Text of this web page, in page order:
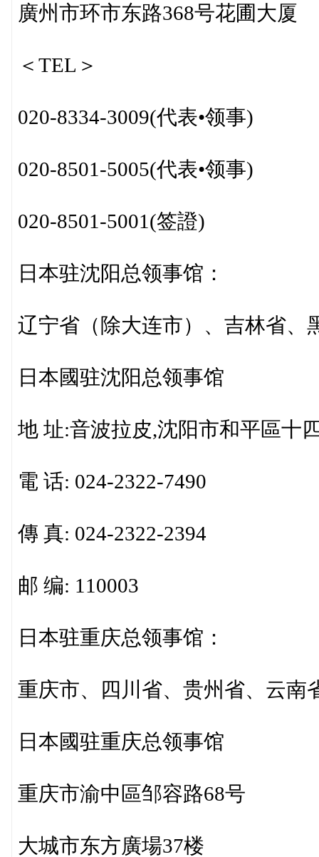
廣州市环市东路368号花圃大厦
＜TEL＞
020-8334-3009(代表•领事)
020-8501-5005(代表•领事)
020-8501-5001(签證)
日本驻沈阳总领事馆：
辽宁省（除大连市）、吉林省、
日本國驻沈阳总领事馆
地 址:音波拉皮,沈阳市和平區十
電 话: 024-2322-7490
傳 真: 024-2322-2394
邮 编: 110003
日本驻重庆总领事馆：
重庆市、四川省、贵州省、云南
日本國驻重庆总领事馆
重庆市渝中區邹容路68号
大城市东方廣場37楼